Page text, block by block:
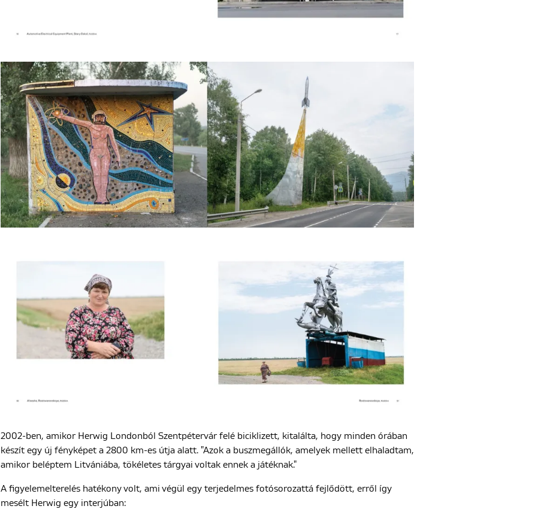
2002-ben, amikor Herwig Londonból Szentpétervár felé biciklizett, kitalálta, hogy minden órában
készít egy új fényképet a 2800 km-es útja alatt. "Azok a buszmegállók, amelyek mellett elhaladtam,
amikor beléptem Litvániába, tökéletes tárgyai voltak ennek a játéknak."
A figyelemelterelés hatékony volt, ami végül egy terjedelmes fotósorozattá fejlődött, erről így
mesélt Herwig egy interjúban: